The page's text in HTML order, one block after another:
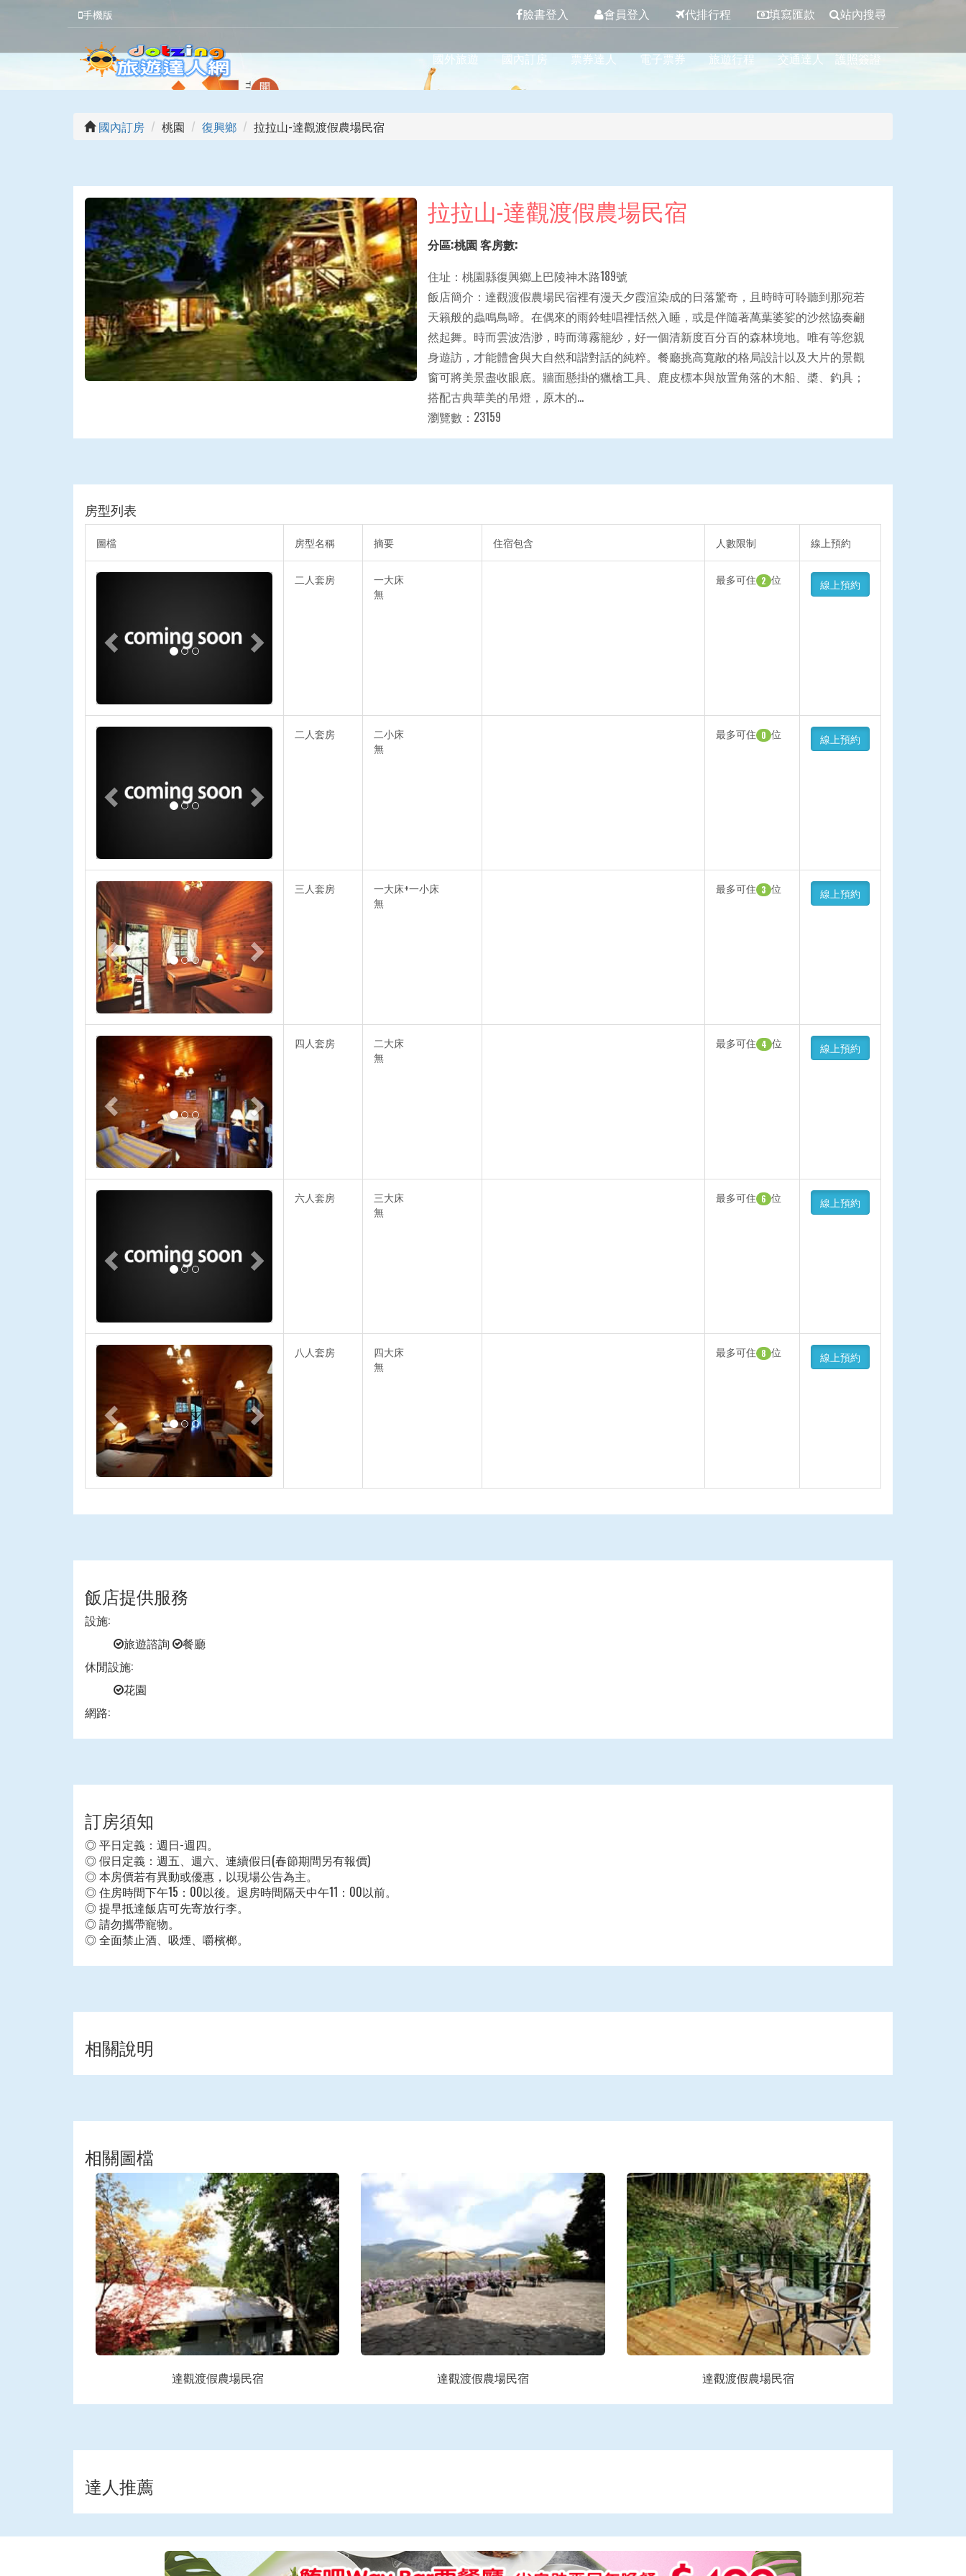
手機版 臉書登入 會員登入 代排行程 填寫匯款 站內搜尋
國外旅遊 國內訂房 票券達人 電子票券 旅遊行程 交通達人 護照簽證
國內訂房 桃園 復興鄉 拉拉山-達觀渡假農場民宿
拉拉山-達觀渡假農場民宿
分區:桃園 客房數:
住址：桃園縣復興鄉上巴陵神木路189號
飯店簡介：達觀渡假農場民宿裡有漫天夕霞渲染成的日落驚奇，且時時可聆聽到那宛若
天籟般的蟲鳴鳥啼。在偶來的雨鈴蛙唱裡恬然入睡，或是伴隨著萬葉婆娑的沙然協奏翩
然起舞。時而雲波浩渺，時而薄霧籠紗，好一個清新度百分百的森林境地。唯有等您親
身遊訪，才能體會與大自然和諧對話的純粹。餐廳挑高寬敞的格局設計以及大片的景觀
窗可將美景盡收眼底。牆面懸掛的獵槍工具、鹿皮標本與放置角落的木船、槳、釣具；
搭配古典華美的吊燈，原木的...
瀏覽數：23159
房型列表
圖檔 房型名稱 摘要 住宿包含 人數限制 線上預約
Next 二人套房
一大床
無
最多可住 2 位 線上預約
Next 二人套房
二小床
無
最多可住 0 位 線上預約
Previous Next 三人套房
一大床+一小床
無
最多可住 3 位 線上預約
Previous Next 四人套房
二大床
無
最多可住 4 位 線上預約
Next 六人套房
三大床
無
最多可住 6 位 線上預約
Next 八人套房
四大床
無
最多可住 8 位 線上預約
飯店提供服務
設施:
旅遊諮詢 餐廳
休閒設施:
花園
網路:
訂房須知
◎ 平日定義：週日-週四。
◎ 假日定義：週五、週六、連續假日(春節期間另有報價)
◎ 本房價若有異動或優惠，以現場公告為主。
◎ 住房時間下午15：00以後。退房時間隔天中午11：00以前。
◎ 提早抵達飯店可先寄放行李。
◎ 請勿攜帶寵物。
◎ 全面禁止酒、吸煙、嚼檳榔。
相關說明
相關圖檔
達觀渡假農場民宿 達觀渡假農場民宿 達觀渡假農場民宿
達人推薦